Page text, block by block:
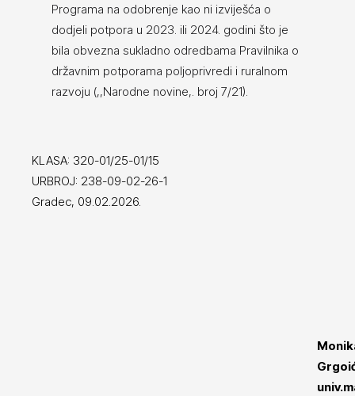
Programa na odobrenje kao ni izviješća o
dodjeli potpora u 2023. ili 2024. godini što je
bila obvezna sukladno odredbama Pravilnika o
državnim potporama poljoprivredi i ruralnom
razvoju (,,Narodne novine,. broj 7/21).
KLASA: 320-01/25-01/15
URBROJ: 238-09-02-26-1
Gradec, 09.02.2026.